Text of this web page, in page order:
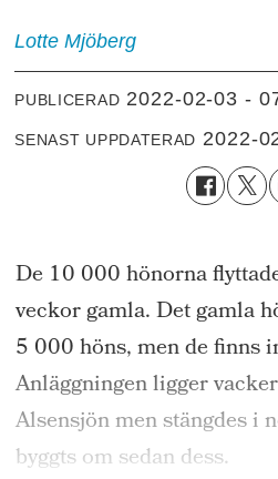
Lotte Mjöberg
PUBLICERAD 2022-02-03 -
SENAST UPPDATERAD 2022-
De 10 000 hönorna
veckor gamla. Det gamla
5 000 höns, men de finns
Anläggningen ligger
Alsensjön men stängdes i
byggts om sedan dess.